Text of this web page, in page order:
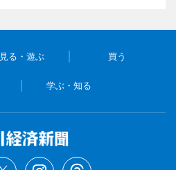
見る・遊ぶ 買う
学ぶ・知る